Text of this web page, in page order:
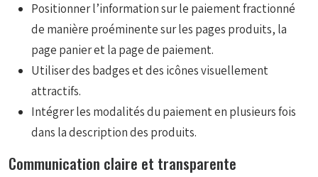
Positionner l’information sur le paiement fractionné
de manière proéminente sur les pages produits, la
page panier et la page de paiement.
Utiliser des badges et des icônes visuellement
attractifs.
Intégrer les modalités du paiement en plusieurs fois
dans la description des produits.
Communication claire et transparente